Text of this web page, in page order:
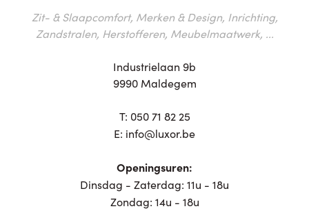
Zit- & Slaapcomfort, Merken & Design, Inrichting,
Zandstralen, Herstofferen, Meubelmaatwerk, ...
Industrielaan 9b
9990 Maldegem
T: 050 71 82 25
E: info@luxor.be
Openingsuren:
Dinsdag - Zaterdag: 11u - 18u
Zondag: 14u - 18u